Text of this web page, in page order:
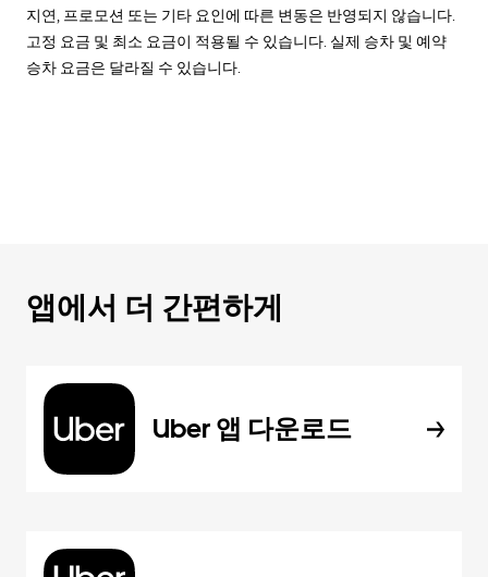
지연, 프로모션 또는 기타 요인에 따른 변동은 반영되지 않습니다.
고정 요금 및 최소 요금이 적용될 수 있습니다. 실제 승차 및 예약
승차 요금은 달라질 수 있습니다.
앱에서 더 간편하게
Uber 앱 다운로드